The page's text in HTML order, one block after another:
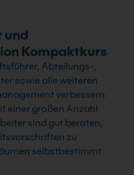
und
Kompaktkurs
Abteilungs-,
sowie alle weiteren
verbessern
einer großen Anzahl
sind gut beraten,
zu
selbstbestimmt